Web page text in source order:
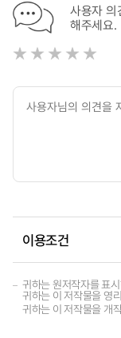
사용자 의
해주세요.
이용조건
귀하는 원저작자를 표
귀하는 이 저작물을 영
귀하는 이 저작물을 개